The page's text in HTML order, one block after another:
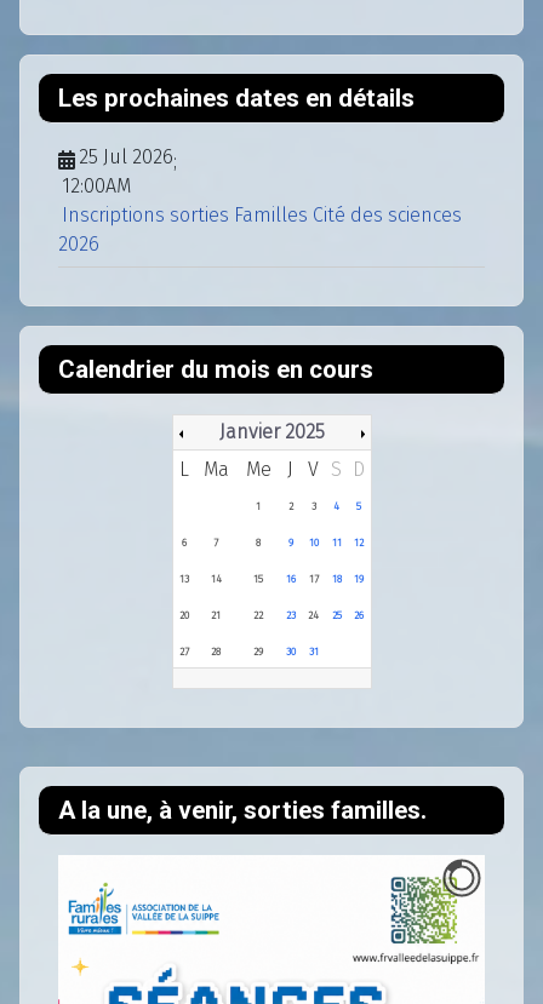
A la une, à venir, sorties familles.
Les prochaines dates en détails
25 Jul 2026;
12:00AM
Inscriptions sorties Familles Cité des sciences
2026
Calendrier du mois en cours
Janvier 2025
L
Ma Me J V S D
1 2 3 4 5
6 7 8 9 10 11 12
13 14 15 16 17 18 19
20 21 22 23 24 25 26
27 28 29 30 31